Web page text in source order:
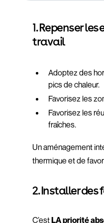
1. Repenser
travail
Adoptez des
pics de chaleur.
Favorisez les
Favorisez les
fraîches.
Un aménagement
thermique et de
2. Installer
C’estLA priorité